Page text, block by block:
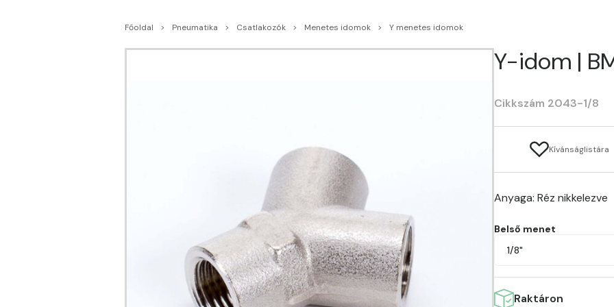
Főoldal Pneumatika Csatlakozók Menetes idomok Y menetes idomok
Y-idom |
Cikkszám 2043-1/8
Kívánságlistára
Anyaga: Réz nikkelezve
Belső menet
1/8"
Raktáron